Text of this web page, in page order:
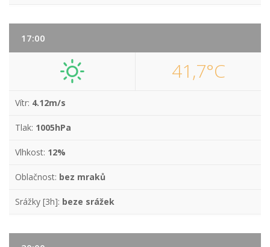
17:00
41,7°C
Vítr: 4.12m/s
Tlak: 1005hPa
Vlhkost: 12%
Oblačnost: bez mraků
Srážky [3h]: beze srážek